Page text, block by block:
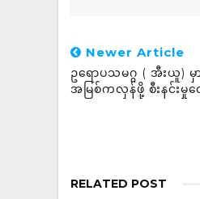
Newer Article
ဥရောပသမဂ္ဂ ( အီးယူ)
အမြစ်ကလှန်ဖို့ စီးနင်းမှု
RELATED POST